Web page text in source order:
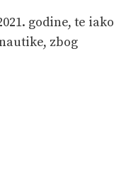
godine, te iako
zbog